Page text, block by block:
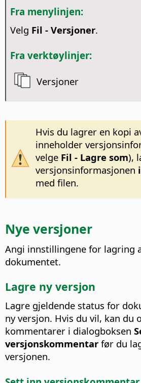
Fra menylinjen:
Velg Fil - Versjoner.
Fra verktøylinjer:
Versjoner
Hvis du lagrer en kopi
inneholder
velge Fil - Lagre som),
versjonsinformasjonen
med filen.
Nye versjoner
Angi innstillingene for lagring
dokumentet.
Lagre ny versjon
Lagre gjeldende status for
ny versjon. Hvis du vil, kan du
kommentarer i dialogboksen
versjonskommentar før du
versjonen.